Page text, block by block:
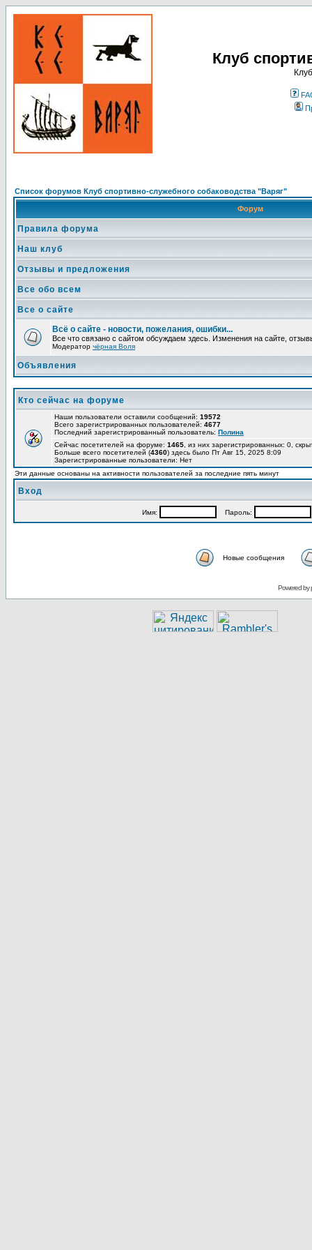
Клуб
Список форумов Клуб спортивно-служебного собаководства "Варяг"
Форум
Правила форума
Наш клуб
Отзывы и предложения
Все обо всем
Все о сайте
Всё о сайте - новости, пожелания, ошибки...
Все что связано с сайтом обсуждаем здесь. Изменения на сайте,
Модератор чёрная Воля
Объявления
Кто сейчас на форуме
Наши пользователи оставили сообщений: 19572
Всего зарегистрированных пользователей: 4677
Последний зарегистрированный пользователь: Полина
Сейчас посетителей на форуме: 1465 , из них зарегистрированных: 0,
Больше всего посетителей (4360) здесь было Пт Авг 15, 2025 8:09
Зарегистрированные пользователи: Нет
Эти данные основаны на активности пользователей за последние пять минут
Вход
Имя: Пароль:
Новые сообщения
Powered by